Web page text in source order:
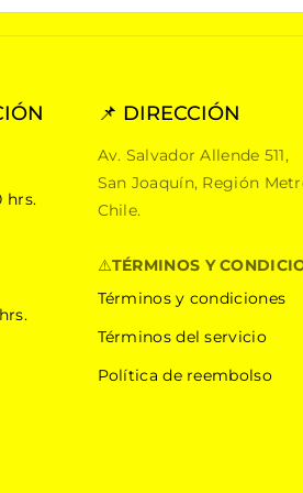
hrs.
📌 DIRECCIÓN
Av. Salvador Allende 511,
San Joaquín, Región
Chile.
⚠️TÉRMINOS Y
Términos y condiciones
Términos del servicio
Política de reembolso